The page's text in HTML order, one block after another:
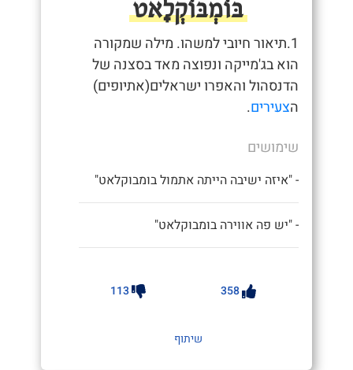
בּוֹמְבּוֹקְלָאט
1.תיאור חיובי למשהו. מילה שמקורה
הוא בג'מייקה ונפוצה מאד בסצנה של
הדנסהול והאפרו ישראלים(אתיופים)
הצעירים.
שימושים
- "איזה ישיבה הייתה אתמול בומבוקלאט"
- "יש פה אווירה בומבוקלאט"
358
113
שיתוף